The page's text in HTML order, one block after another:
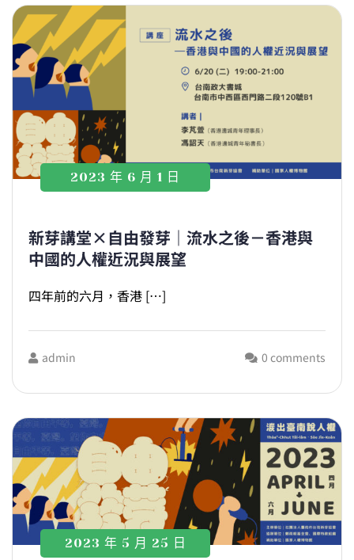
2023 年 6 月 1 日
新芽講堂×自由發芽｜流水之後－香港與
中國的人權近況與展望
四年前的六月，香港 […]
admin 0 comments
2023 年 5 月 25 日